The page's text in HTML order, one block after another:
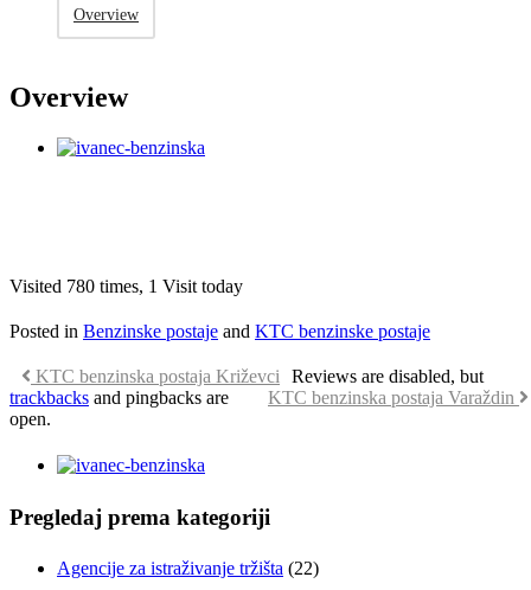
Overview
Overview
Visited 780 times, 1 Visit today
Posted in Benzinske postaje and KTC benzinske postaje
KTC benzinska postaja Križevci
KTC benzinska postaja Varaždin
Reviews are disabled, but
trackbacks and pingbacks are
open.
Pregledaj prema kategoriji
Agencije za istraživanje tržišta (22)